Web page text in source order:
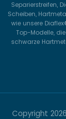
Separierstreifen,
Scheiben,
wie unsere
Top-Modelle,
schwarze
Copyright